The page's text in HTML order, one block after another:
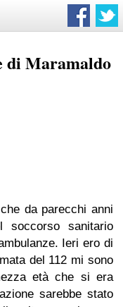
di Maramaldo
da parecchi anni
soccorso sanitario
Ieri ero di
del 112 mi sono
età che si era
sarebbe stato